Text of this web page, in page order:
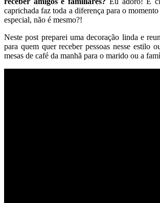
Mesa Posta de Café da Manhã –
Romântica
14/09/17
café da manhã pode ser uma